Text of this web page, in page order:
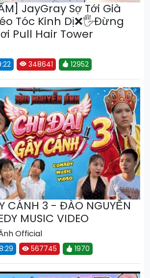
JayGray Sợ Tới Già
Tóc Kinh Dị❌🖐️Đừng
Pull Hair Tower
348641 12952
CÁNH 3 - ĐÀO NGUYỄN
MUSIC VIDEO
Official
567745 1970